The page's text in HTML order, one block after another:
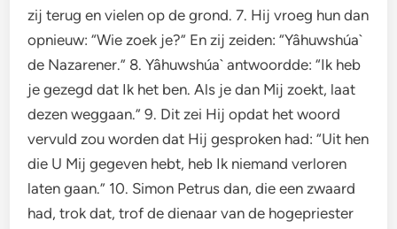
zij terug en vielen op de grond. 7. Hij vroeg hun dan
opnieuw: “Wie zoek je?” En zij zeiden: “Yâhuwshúa`
de Nazarener.” 8. Yâhuwshúa` antwoordde: “Ik heb
je gezegd dat Ik het ben. Als je dan Mij zoekt, laat
dezen weggaan.” 9. Dit zei Hij opdat het woord
vervuld zou worden dat Hij gesproken had: “Uit hen
die U Mij gegeven hebt, heb Ik niemand verloren
laten gaan.” 10. Simon Petrus dan, die een zwaard
had, trok dat, trof de dienaar van de hogepriester